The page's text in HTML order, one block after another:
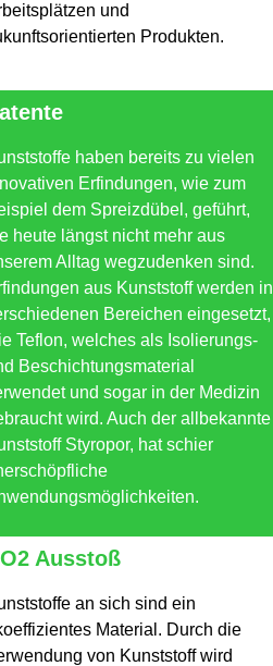
und
Produkten.
haben bereits zu vielen
Erfindungen, wie zum
dem Spreizdübel, geführt,
heute längst nicht mehr aus
Alltag wegzudenken sind.
aus Kunststoff werden in
Bereichen eingesetzt,
Teflon, welches als Isolierungs-
Beschichtungsmaterial
und sogar in der Medizin
wird. Auch der allbekannte
Styropor, hat schier
Ausstoß
an sich sind ein
Material. Durch die
von Kunststoff wird